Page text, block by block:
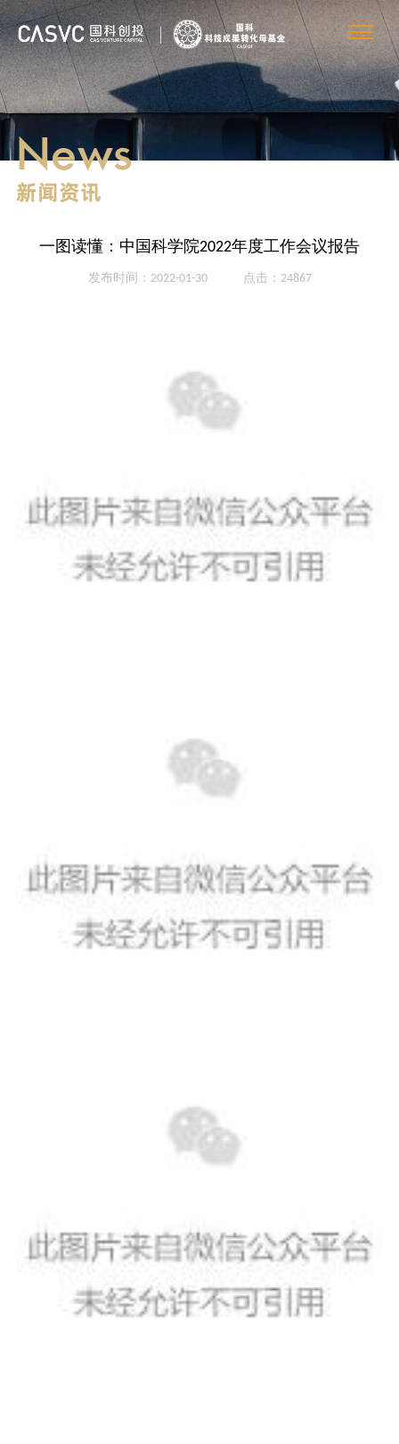
News
新闻资讯
一图读懂：中国科学院2022年度工作会议报告
发布时间：2022-01-30 点击：24867